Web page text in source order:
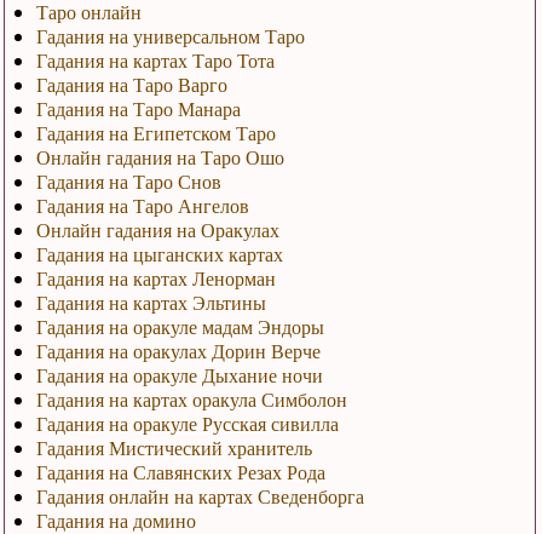
Таро онлайн
Гадания на универсальном Таро
Гадания на картах Таро Тота
Гадания на Таро Варго
Гадания на Таро Манара
Гадания на Египетском Таро
Онлайн гадания на Таро Ошо
Гадания на Таро Снов
Гадания на Таро Ангелов
Онлайн гадания на Оракулах
Гадания на цыганских картах
Гадания на картах Ленорман
Гадания на картах Эльтины
Гадания на оракуле мадам Эндоры
Гадания на оракулах Дорин Верче
Гадания на оракуле Дыхание ночи
Гадания на картах оракула Симболон
Гадания на оракуле Русская сивилла
Гадания Мистический хранитель
Гадания на Славянских Резах Рода
Гадания онлайн на картах Сведенборга
Гадания на домино